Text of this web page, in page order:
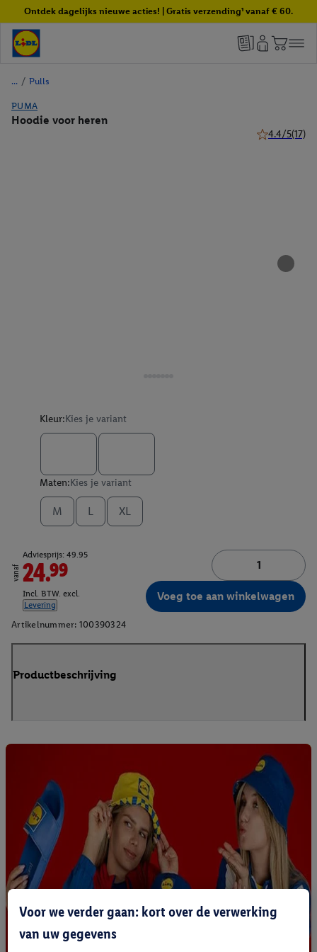
Ontdek dagelijks nieuwe acties! | Gratis verzending¹ vanaf € 60.
/ Pulls
PUMA
Hoodie voor heren
4.4/5(17)
Kleur:Kies je variant
Maten:Kies je variant
M L XL
vanaf
Adviesprijs: 49.95
24.99
Incl. BTW. excl.
Levering
Voeg toe aan winkelwagen
Artikelnummer: 100390324
Productbeschrijving
Voor we verder gaan: kort over de verwerking
van uw gegevens